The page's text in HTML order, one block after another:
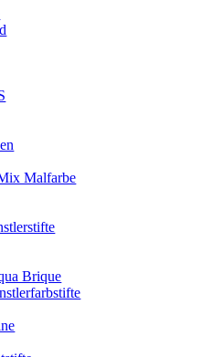
Malfarbe
Brique